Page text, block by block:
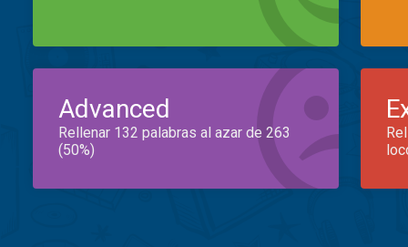
Advanced
Rellenar 132 palabras al azar de 263
(50%)